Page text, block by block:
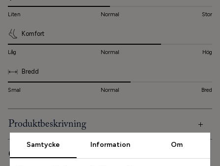
Samtycke Information Om
Liten Normal Stor
Komfort
Låg Normal Hög
Bredd
Smal Normal Bred
Produktbeskrivning
Ortopediska egenskaper